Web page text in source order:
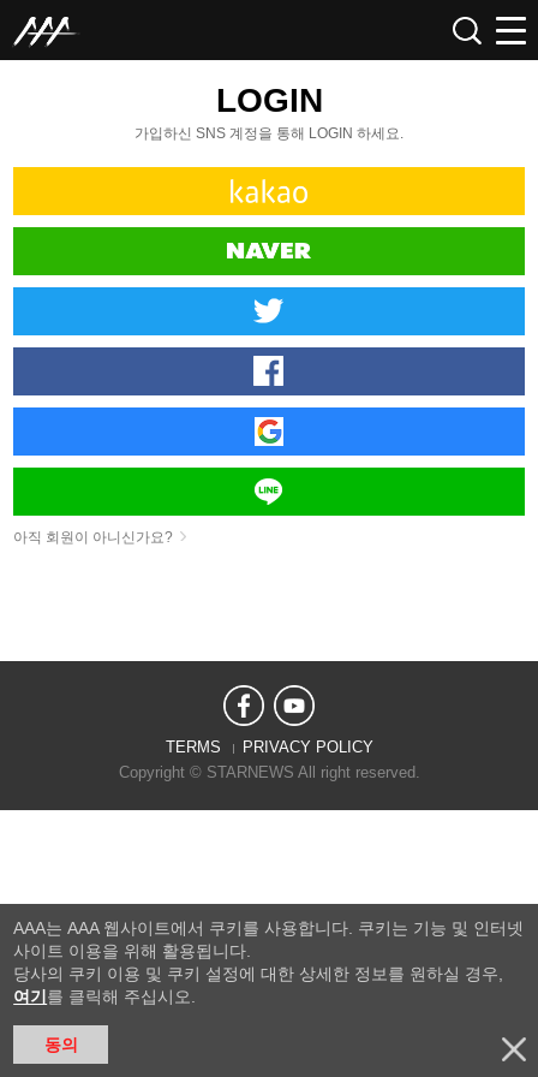
LOGIN
가입하신 SNS 계정을 통해 LOGIN 하세요.
아직 회원이 아니신가요?
TERMS
PRIVACY POLICY
Copyright © STARNEWS All right reserved.
AAA는 AAA 웹사이트에서 쿠키를 사용합니다. 쿠키는 기능 및 인터넷
사이트 이용을 위해 활용됩니다.
당사의 쿠키 이용 및 쿠키 설정에 대한 상세한 정보를 원하실 경우,
여기 를 클릭해 주십시오.
동의